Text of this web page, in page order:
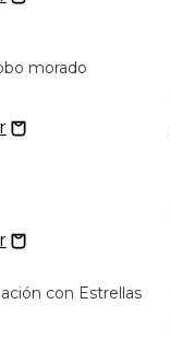
morado
con Estrellas